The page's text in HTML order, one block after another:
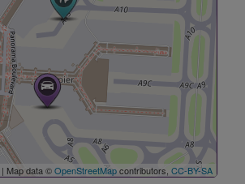
| Map data ©OpenStreetMapcontributors, CC-BY-SA